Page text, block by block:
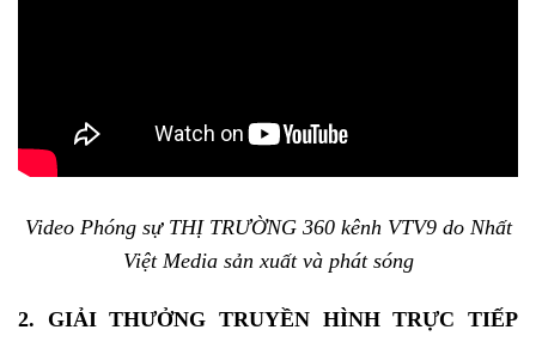
Video Phóng sự THỊ TRƯỜNG 360 kênh VTV9 do Nhất
Việt Media sản xuất và phát sóng
2. GIẢI THƯỞNG TRUYỀN HÌNH TRỰC TIẾP